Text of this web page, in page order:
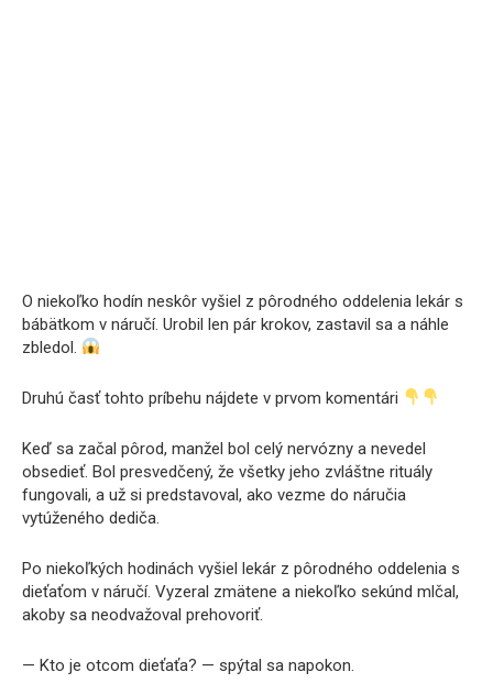
O niekoľko hodín neskôr vyšiel z pôrodného oddelenia lekár s
bábätkom v náručí. Urobil len pár krokov, zastavil sa a náhle
zbledol.
Druhú časť tohto príbehu nájdete v prvom komentári
Keď sa začal pôrod, manžel bol celý nervózny a nevedel
obsedieť. Bol presvedčený, že všetky jeho zvláštne rituály
fungovali, a už si predstavoval, ako vezme do náručia
vytúženého dediča.
Po niekoľkých hodinách vyšiel lekár z pôrodného oddelenia s
dieťaťom v náručí. Vyzeral zmätene a niekoľko sekúnd mlčal,
akoby sa neodvažoval prehovoriť.
— Kto je otcom dieťaťa? — spýtal sa napokon.